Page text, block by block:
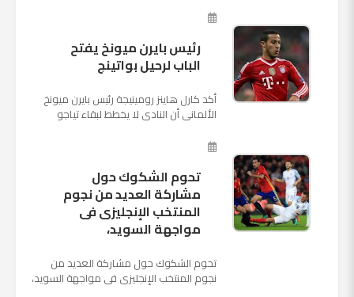
الثالثة والأ...
رئيس بايرن ميونخ يفتح
الباب لرحيل بواتينج
أكد كارل هاينز رومينيجة رئيس بايرن ميونخ
الألمانى أن النادى لا يخطط لبقاء تياجو
وأنه سيستم...
تحوم الشكوك حول
مشاركة العديد من نجوم
المنتخب الإنجليزى فى
مواجهة السويد،
تحوم الشكوك حول مشاركة العديد من
نجوم المنتخب الإنجليزى فى مواجهة السويد،